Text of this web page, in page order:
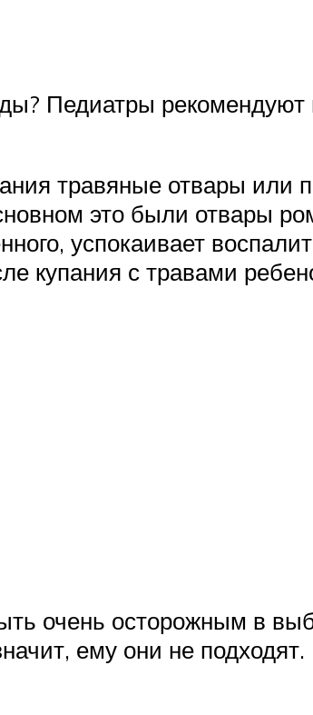
Педиатры
травяные отвары или
это были отвары
успокаивает
купания с травами
очень осторожным в
ему они не